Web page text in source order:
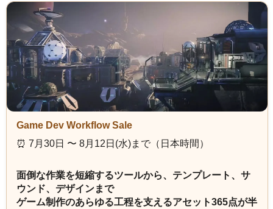
Game Dev Workflow Sale
⏰️ 7月30日 〜 8月12日(水)まで（日本時間）
面倒な作業を短縮するツールから、テンプレート、サ
ウンド、デザインまで
ゲーム制作のあらゆる工程を支えるアセット365点が半